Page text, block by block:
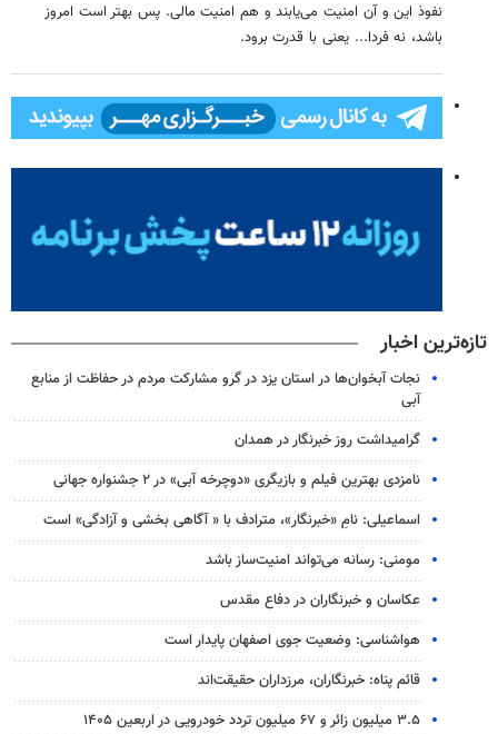
نفوذ این و آن امنیت می‌یابند و هم امنیت مالی. پس بهتر است امروز
باشد، نه فردا... یعنی با قدرت برود.
تازه‌ترین اخبار
نجات آبخوان‌ها در استان یزد در گرو مشارکت مردم در حفاظت از منابع
آبی
گرامیداشت روز خبرنگار در همدان
نامزدی بهترین فیلم و بازیگری «دوچرخه آبی» در ۲ جشنواره جهانی
اسماعیلی: نامِ «خبرنگار»، مترادف با « آگاهی بخشی و آزادگی» است
مومنی: رسانه می‌تواند امنیت‌ساز باشد
عکاسان و خبرنگاران در دفاع مقدس
هواشناسی: وضعیت جوی اصفهان پایدار است
قائم پناه: ‏خبرنگاران، مرزداران حقیقت‌اند
۳.۵ میلیون زائر و ۶۷ میلیون تردد خودرویی در اربعین ۱۴۰۵